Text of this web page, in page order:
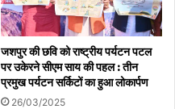
जशपुर की छवि को राष्ट्रीय पर्यटन पटल
पर उकेरने सीएम साय की पहल : तीन
प्रमुख पर्यटन सर्किटों का हुआ लोकार्पण
26/03/2025